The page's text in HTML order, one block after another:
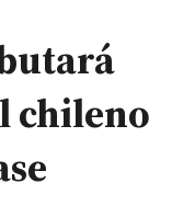
chileno